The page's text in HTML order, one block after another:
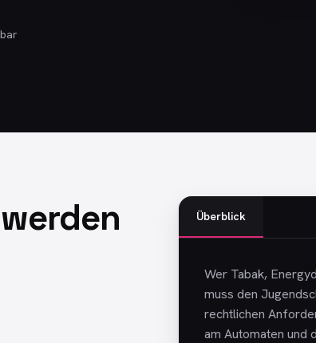
Überblick
Wer Tabak,
muss den
rechtlichen
am Automaten und